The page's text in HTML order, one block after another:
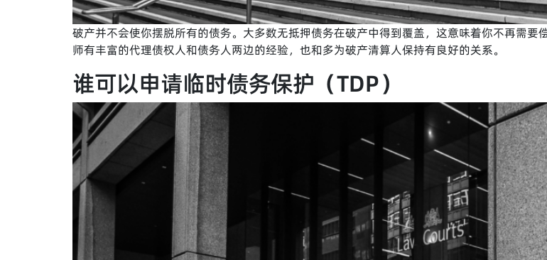
破产并不会使你摆脱所有的债务。大多数无抵押债务在破产中得到覆盖，这意味着你不再需
师有丰富的代理债权人和债务人两边的经验，也和多为破产清算人保持有良好的关系。
谁可以申请临时债务保护（TDP）